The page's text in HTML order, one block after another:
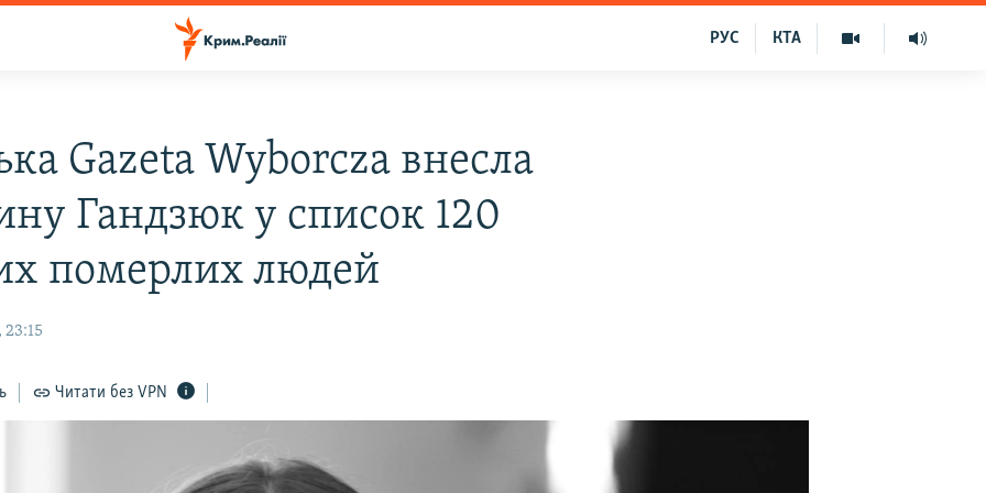
КТА
РУС
Gazeta Wyborcza внесла
Гандзюк у список 120
померлих людей
23:15
Читати без VPN